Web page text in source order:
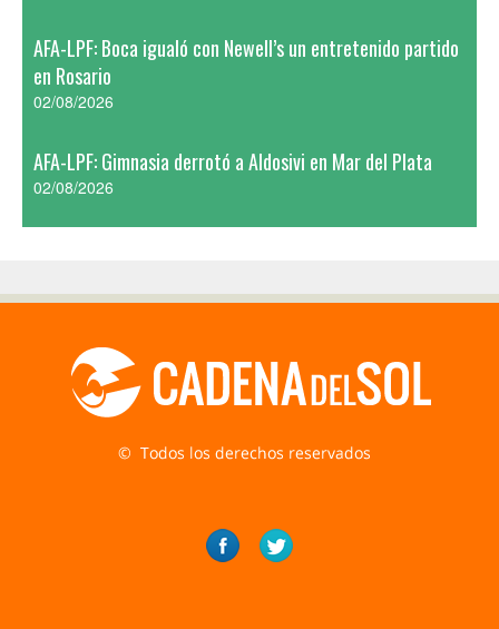
AFA-LPF: Boca igualó con Newell’s un entretenido partido
en Rosario
02/08/2026
AFA-LPF: Gimnasia derrotó a Aldosivi en Mar del Plata
02/08/2026